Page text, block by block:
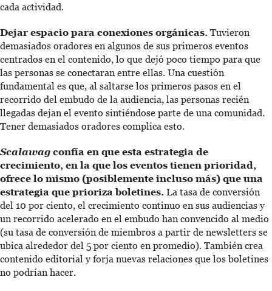
cada actividad.
Dejar espacio para conexiones orgánicas. Tuvieron
demasiados oradores en algunos de sus primeros eventos
centrados en el contenido, lo que dejó poco tiempo para que
las personas se conectaran entre ellas. Una cuestión
fundamental es que, al saltarse los primeros pasos en el
recorrido del embudo de la audiencia, las personas recién
llegadas dejan el evento sintiéndose parte de una comunidad.
Tener demasiados oradores complica esto.
Scalawag confía en que esta estrategia de
crecimiento, en la que los eventos tienen prioridad,
ofrece lo mismo (posiblemente incluso más) que una
estrategia que prioriza boletines. La tasa de conversión
del 10 por ciento, el crecimiento continuo en sus audiencias y
un recorrido acelerado en el embudo han convencido al medio
(su tasa de conversión de miembros a partir de newsletters se
ubica alrededor del 5 por ciento en promedio). También crea
contenido editorial y forja nuevas relaciones que los boletines
no podrían hacer.